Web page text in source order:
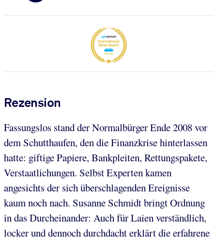
Rezension
Fassungslos stand der Normalbürger Ende 2008 vor
dem Schutthaufen, den die Finanzkrise hinterlassen
hatte: giftige Papiere, Bankpleiten, Rettungspakete,
Verstaatlichungen. Selbst Experten kamen
angesichts der sich überschlagenden Ereignisse
kaum noch nach. Susanne Schmidt bringt Ordnung
in das Durcheinander: Auch für Laien verständlich,
locker und dennoch durchdacht erklärt die erfahrene